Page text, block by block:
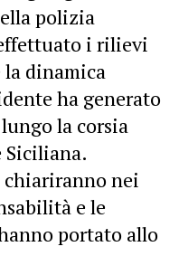
polizia
i rilievi
dinamica
ha generato
la corsia
Siciliana.
nei
e le
portato allo